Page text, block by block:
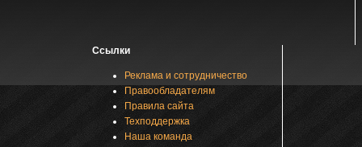
Ссылки
Реклама и сотрудничество
Правообладателям
Правила сайта
Техподдержка
Наша команда